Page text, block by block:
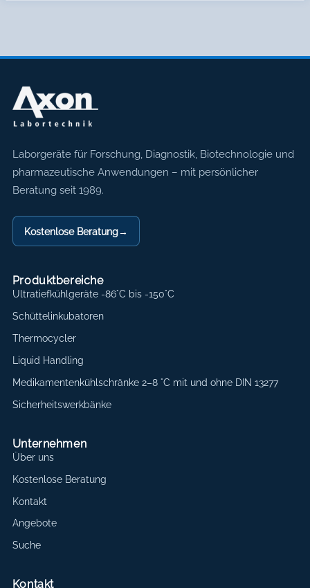
Axon Labortechnik
Laborgeräte für Forschung, Diagnostik, Biotechnologie und
pharmazeutische Anwendungen – mit persönlicher
Beratung seit 1989.
Kostenlose Beratung→
Produktbereiche
Ultratiefkühlgeräte -86°C bis -150°C
Schüttelinkubatoren
Thermocycler
Liquid Handling
Medikamentenkühlschränke 2–8 °C mit und ohne DIN 13277
Sicherheitswerkbänke
Unternehmen
Über uns
Kostenlose Beratung
Kontakt
Angebote
Suche
Kontakt